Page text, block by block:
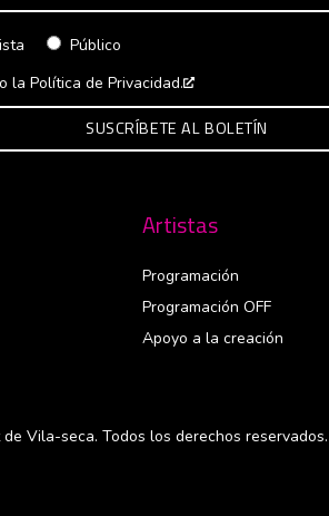
Público
la Política de Privacidad.
Artistas
Programación
Programación OFF
Apoyo a la creación
Vila-seca. Todos los derechos reservados.